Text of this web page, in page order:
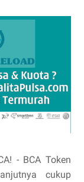
- BCA Token
cukup